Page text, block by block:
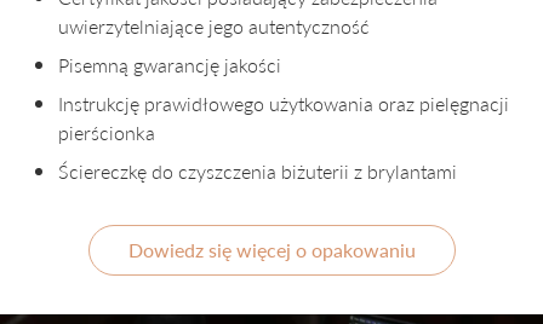
uwierzytelniające jego autentyczność
Pisemną gwarancję jakości
Instrukcję prawidłowego użytkowania oraz pielęgnacji
pierścionka
Ściereczkę do czyszczenia biżuterii z brylantami
Dowiedz się więcej o opakowaniu